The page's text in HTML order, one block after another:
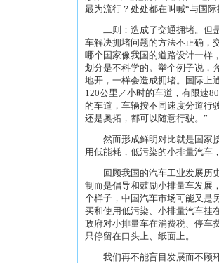
最为流行？处处都在叫喊“与国
二则：造成了交通拥堵。但是
车解决拥堵问题的方法不正确，
哪个国家像我国的道路设计一样
划分是不科学的。举个例子说，
地开，一样会造成拥堵。国际上
120公里／小时的车道，有限速
的车道，车辆按不同速度分道行
还是奥拓，都可以随意行驶。”
然而形成鲜明对比就是国家接
用低能耗，低污染的小排量汽车
回顾我国的汽车工业发展历史
制而是倡导和鼓励小排量车发展
个样子，中国汽车市场可能又是
买和使用低污染、小排量汽车挂
政府对小排量车在消费税、停车
只停留在口头上、纸面上。
我们再不能盲目发展而不顾环